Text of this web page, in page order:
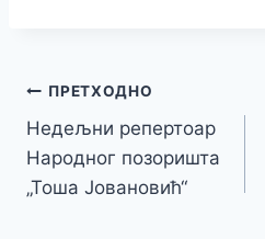
Кретање
чланка
ПРЕТХОДНО
Недељни репертоар
Народног позоришта
„Тоша Јовановић“